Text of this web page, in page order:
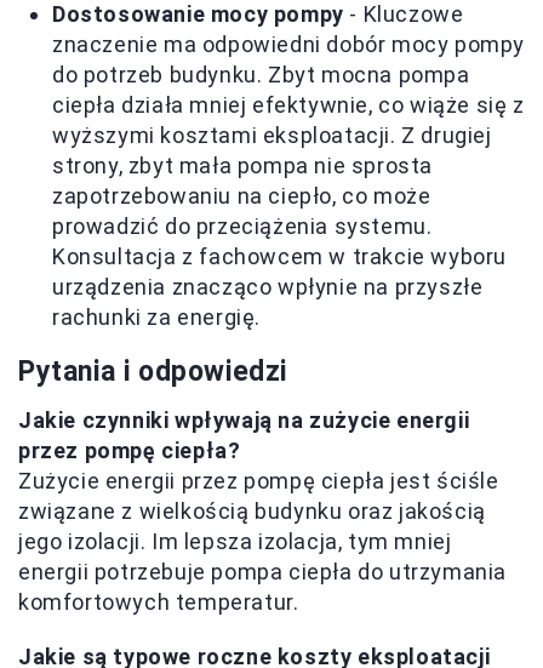
Dostosowanie mocy pompy - Kluczowe
znaczenie ma odpowiedni dobór mocy pompy
do potrzeb budynku. Zbyt mocna pompa
ciepła działa mniej efektywnie, co wiąże się z
wyższymi kosztami eksploatacji. Z drugiej
strony, zbyt mała pompa nie sprosta
zapotrzebowaniu na ciepło, co może
prowadzić do przeciążenia systemu.
Konsultacja z fachowcem w trakcie wyboru
urządzenia znacząco wpłynie na przyszłe
rachunki za energię.
Pytania i odpowiedzi
Jakie czynniki wpływają na zużycie energii
przez pompę ciepła?
Zużycie energii przez pompę ciepła jest ściśle
związane z wielkością budynku oraz jakością
jego izolacji. Im lepsza izolacja, tym mniej
energii potrzebuje pompa ciepła do utrzymania
komfortowych temperatur.
Jakie są typowe roczne koszty eksploatacji